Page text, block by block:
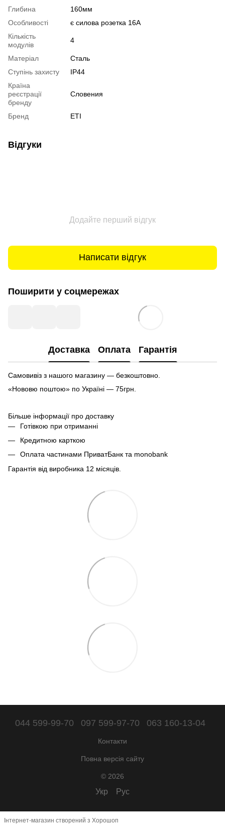
Глибина
160мм
Особливості
є силова розетка 16А
Кількість
модулів
4
Матеріал
Сталь
Ступінь захисту
IP44
Країна
реєстрації
бренду
Словения
Бренд ETI
Відгуки
Додайте перший відгук
Написати відгук
Поширити у соцмережах
Доставка Оплата Гарантія
Самовивіз з нашого магазину — безкоштовно.
«Нововю поштою» по Україні — 75грн.
Більше інформації про доставку
Готівкою при отриманні
Кредитною карткою
Оплата частинами ПриватБанк та monobank
Гарантія від виробника 12 місяців.
044 599-99-70 097 599-97-70 063 160-13-04
Контакти
Повна версія сайту
© 2026
Укр Рус
Інтернет-магазин створений з Хорошоп